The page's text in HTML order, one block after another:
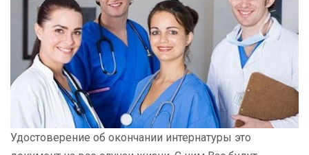
Удостоверение об окончании интернатуры это